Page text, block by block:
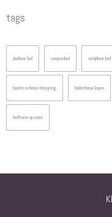
tags
deelbaar bed seniorenbed verrijdbaar bed
houten ombouw boxspring bedombouw kopen
bedframe op maat